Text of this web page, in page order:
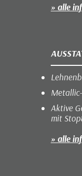
» alle
Aktive
mit
» alle